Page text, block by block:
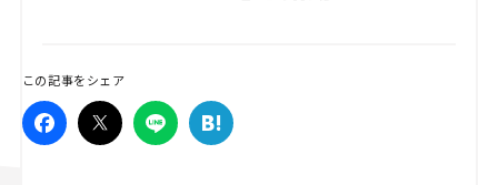
この記事をシェア
Campaign
人気のハッシュタグ